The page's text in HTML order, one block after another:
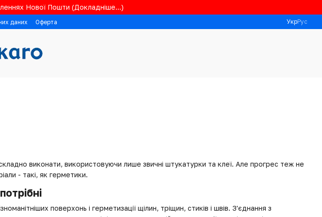
Нової Пошти (Докладніше...)
даних Оферта УкрРус
виконати, використовуючи лише звичні штукатурки та клеї. Але прогрес теж не
- такі, як герметики.
поверхонь і герметизації щілин, тріщин, стиків і швів. З'єднання з